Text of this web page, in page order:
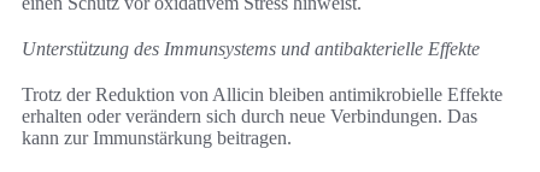
Unterstützung des Immunsystems und antibakterielle Effekte
Trotz der Reduktion von Allicin bleiben antimikrobielle Effekte
erhalten oder verändern sich durch neue Verbindungen. Das
kann zur Immunstärkung beitragen.